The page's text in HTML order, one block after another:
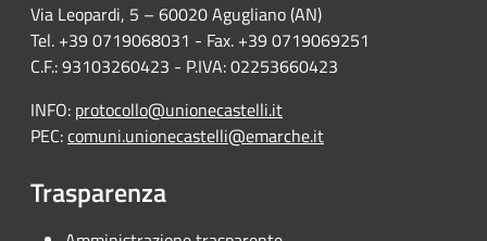
Via Leopardi, 5 – 60020 Agugliano (AN)
Tel. +39 0719068031 - Fax. +39 0719069251
C.F.: 93103260423 - P.IVA: 02253660423
INFO: protocollo@unionecastelli.it
PEC:comuni.unionecastelli@emarche.it
Trasparenza